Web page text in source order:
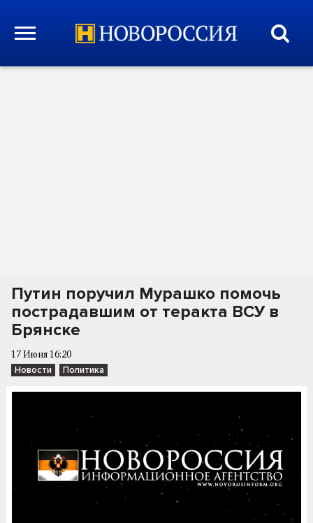
Путин поручил Мурашко помочь
пострадавшим от теракта ВСУ в
Брянске
17 Июня 16:20
Новости Политика